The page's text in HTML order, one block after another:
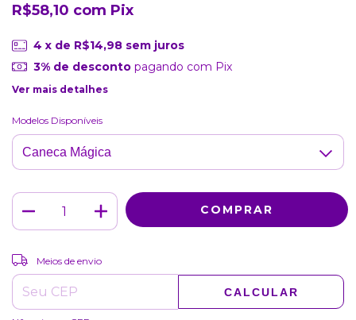
R$58,10 com Pix
4 x de R$14,98 sem juros
3% de descontopagando com Pix
Ver mais detalhes
Modelos Disponíveis
Entregas para o CEP:
Meios de envio
CALCULAR